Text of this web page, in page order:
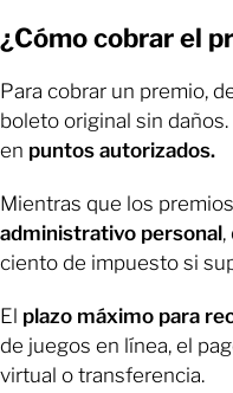
¿Cómo cobrar el
Para cobrar un premio,
boleto original sin
en puntos autorizados.
Mientras que los
administrativo personal,
ciento de impuesto si
El plazo máximo para
de juegos en línea, el
virtual o transferencia.